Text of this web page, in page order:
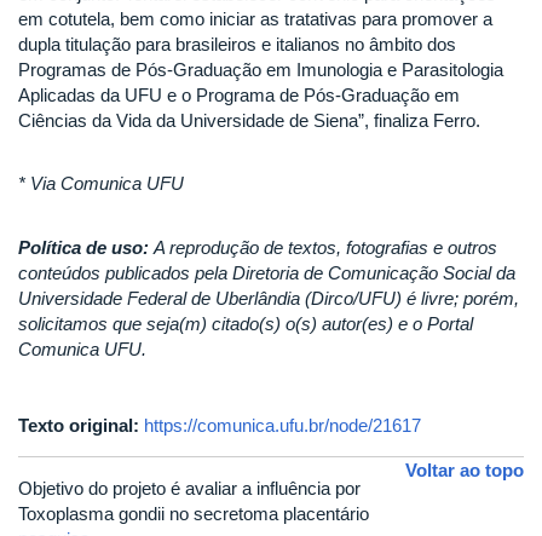
em cotutela, bem como iniciar as tratativas para promover a
dupla titulação para brasileiros e italianos no âmbito dos
Programas de Pós-Graduação em Imunologia e Parasitologia
Aplicadas da UFU e o Programa de Pós-Graduação em
Ciências da Vida da Universidade de Siena”, finaliza Ferro.
* Via Comunica UFU
Política de uso: A reprodução de textos, fotografias e outros
conteúdos publicados pela Diretoria de Comunicação Social da
Universidade Federal de Uberlândia (Dirco/UFU) é livre; porém,
solicitamos que seja(m) citado(s) o(s) autor(es) e o Portal
Comunica UFU.
Texto original: https://comunica.ufu.br/node/21617
Voltar ao topo
Objetivo do projeto é avaliar a influência por
Toxoplasma gondii no secretoma placentário